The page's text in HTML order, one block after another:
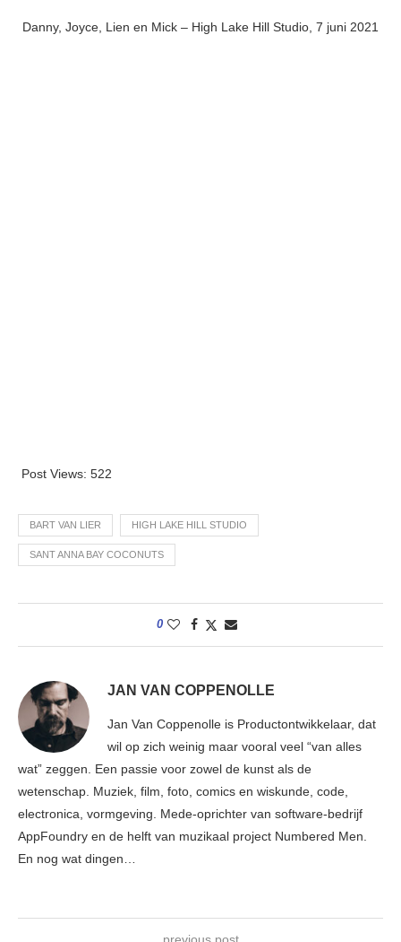
Danny, Joyce, Lien en Mick – High Lake Hill Studio, 7 juni 2021
Post Views: 522
BART VAN LIER HIGH LAKE HILL STUDIO
SANT ANNA BAY COCONUTS
0
JAN VAN COPPENOLLE
Jan Van Coppenolle is Productontwikkelaar, dat
wil op zich weinig maar vooral veel “van alles
wat” zeggen. Een passie voor zowel de kunst als de
wetenschap. Muziek, film, foto, comics en wiskunde, code,
electronica, vormgeving. Mede-oprichter van software-bedrijf
AppFoundry en de helft van muzikaal project Numbered Men.
En nog wat dingen…